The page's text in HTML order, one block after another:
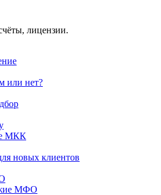
лицензии.
или нет?
МКК
новых клиентов
МФО